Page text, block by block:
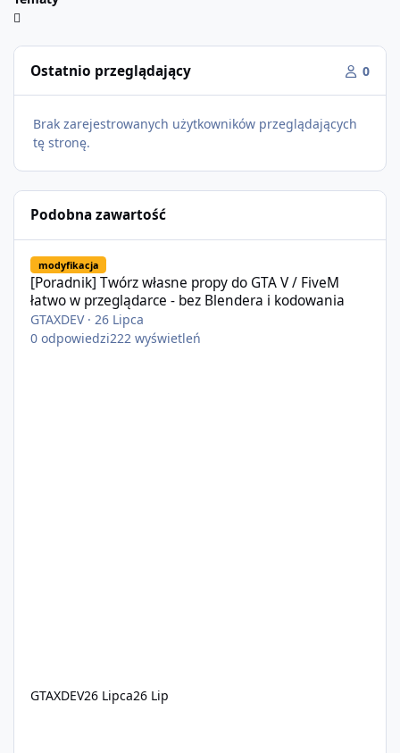
Ostatnio przeglądający 0
Brak zarejestrowanych użytkowników przeglądających
tę stronę.
Podobna zawartość
modyfikacja
[Poradnik] Twórz własne propy do GTA V / FiveM
łatwo w przeglądarce - bez Blendera i kodowania
GTAXDEV·26 Lipca
0 odpowiedzi222 wyświetleń
GTAXDEV26 Lipca26 Lip